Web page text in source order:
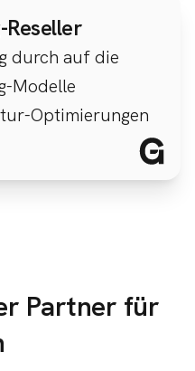
durch auf die
Modelle
Optimierungen
Partner für